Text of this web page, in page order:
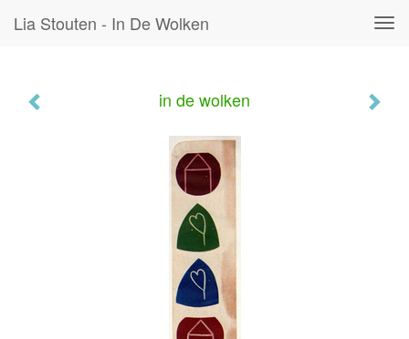
Lia Stouten - In De Wolken
in de wolken